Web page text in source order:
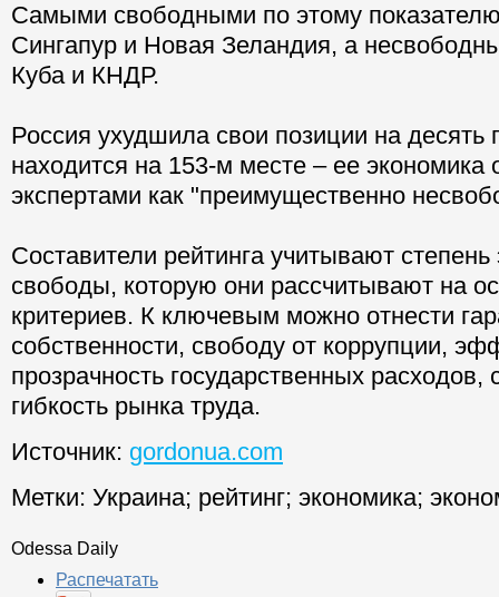
Самыми свободными по этому показателю
Сингапур и Новая Зеландия, а
Куба и КНДР.
Россия ухудшила свои позиции на десять
находится на 153-м месте – ее экономика
экспертами как "преимущественно
Составители рейтинга учитывают степень
свободы, которую они рассчитывают на
критериев. К ключевым можно отнести
собственности, свободу от коррупции,
прозрачность государственных расходов,
гибкость рынка труда.
Источник: gordonua.com
Метки: Украина; рейтинг; экономика;
Odessa Daily
Распечатать